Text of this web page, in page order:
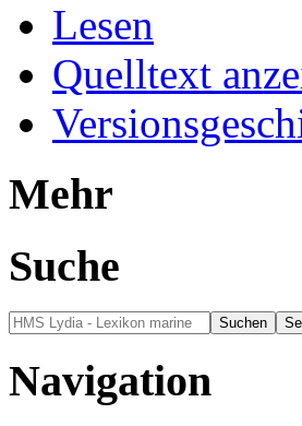
Lesen
Quelltext
Mehr
Suche
Navigation